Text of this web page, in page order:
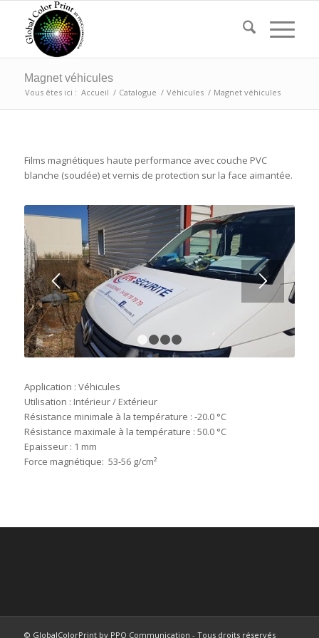
Magnet véhicules
Vous êtes ici : Accueil / Catalogue / Véhicules / Magnet véhicules
Films magnétiques haute performance avec couche PVC
blanche (soudée) et vernis de protection sur la face aimantée.
1 2 3 4
Application : Véhicules
Utilisation : Intérieur / Extérieur
Résistance minimale à la température : -20.0 °C
Résistance maximale à la température : 50.0 °C
Epaisseur : 1 mm
Force magnétique: 53-56 g/cm²
© GlobalColorPrint by PPO Communication - Tous droits réservés